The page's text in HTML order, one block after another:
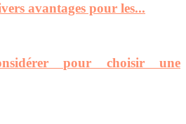
avantages pour les...
pour choisir une